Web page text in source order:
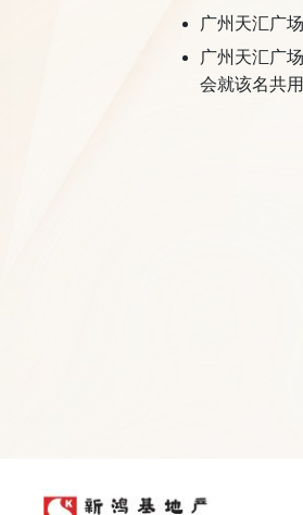
广州天汇广
广州天汇广
会就该名共